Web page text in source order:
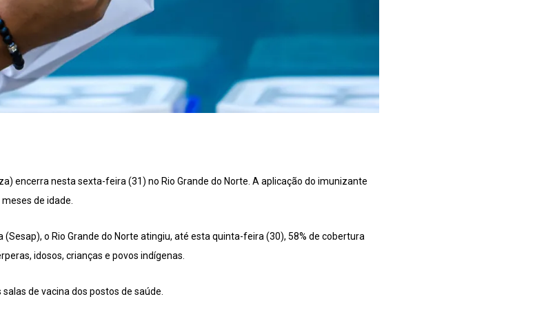
encerra nesta sexta-feira (31) no Rio Grande do Norte. A aplicação do imunizante
de idade.
o Rio Grande do Norte atingiu, até esta quinta-feira (30), 58% de cobertura
idosos, crianças e povos indígenas.
de vacina dos postos de saúde.